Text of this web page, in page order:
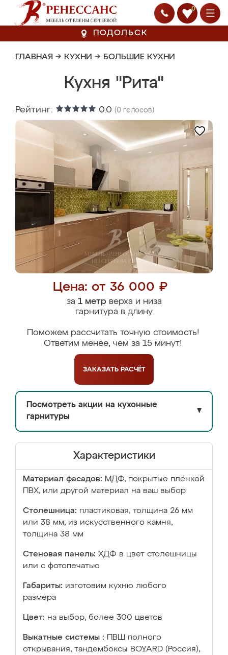
0
ПОДОЛЬСК
ГЛАВНАЯ → КУХНИ → БОЛЬШИЕ КУХНИ
Кухня "Рита"
Рейтинг: 0.0 (0 голосов)
Цена: от 36 000 ₽
за 1 метрверха и низа
гарнитура в длину
Поможем рассчитать точную стоимость!
Ответим менее, чем за 15 минут!
ЗАКАЗАТЬ РАСЧЁТ
Посмотреть акции на кухонные
гарнитуры
▼
Характеристики
Материал фасадов: МДФ, покрытые плёнкой
ПВХ, или другой материал на ваш выбор
Столешница: пластиковая, толщина 26 мм
или 38 мм; из искусственного камня,
толщина 38 мм
Стеновая панель: ХДФ в цвет столешницы
или с фотопечатью
Габариты: изготовим кухню любого
размера
Цвет: на выбор, более 300 цветов
Выкатные системы :
ПВШ полного
открывания, тандембоксы BOYARD (Россия),